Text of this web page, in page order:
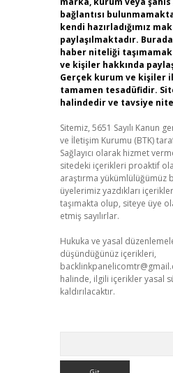
bağlantısı
kendi hazırladığımız
paylaşılmaktadır.
haber niteliği
ve kişiler hakkında
Gerçek kurum ve kişiler
tamamen tesadüfidir.
halindedir ve tavsiye
Sitemiz, 5651 Sayılı Kanun
ve İletişim Kurumu (BTK)
Sağlayıcı olarak hizmet
sitedeki içerikleri proaktif
araştırma yükümlülüğümüz
üyelerimiz yazdıkları
taşımakta olup, siteye üye
etmiş sayılırlar.
Hukuka ve yasal
düşündüğünüz içerikleri,
halinde, ilgili içerikler yasal
kaldırılacaktır.